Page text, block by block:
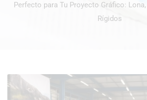
Perfecto para Tu Proyecto Gráfico:
Rígidos